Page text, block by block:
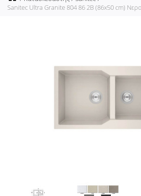
Sanitec Ultra Granite 804 86 2B (86x50 cm)